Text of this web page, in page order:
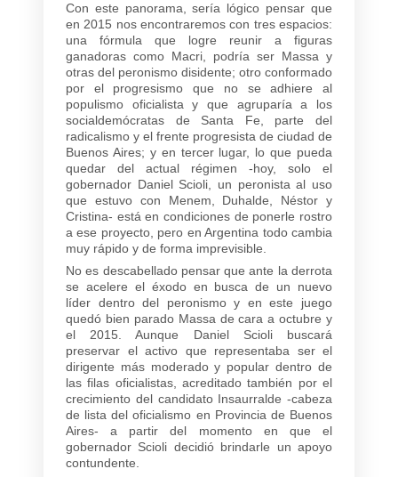
Con este panorama, sería lógico pensar que
en 2015 nos encontraremos con tres espacios:
una fórmula que logre reunir a figuras
ganadoras como Macri, podría ser Massa y
otras del peronismo disidente; otro conformado
por el progresismo que no se adhiere al
populismo oficialista y que agruparía a los
socialdemócratas de Santa Fe, parte del
radicalismo y el frente progresista de ciudad de
Buenos Aires; y en tercer lugar, lo que pueda
quedar del actual régimen -hoy, solo el
gobernador Daniel Scioli, un peronista al uso
que estuvo con Menem, Duhalde, Néstor y
Cristina- está en condiciones de ponerle rostro
a ese proyecto, pero en Argentina todo cambia
muy rápido y de forma imprevisible.
No es descabellado pensar que ante la derrota
se acelere el éxodo en busca de un nuevo
líder dentro del peronismo y en este juego
quedó bien parado Massa de cara a octubre y
el 2015. Aunque Daniel Scioli buscará
preservar el activo que representaba ser el
dirigente más moderado y popular dentro de
las filas oficialistas, acreditado también por el
crecimiento del candidato Insaurralde -cabeza
de lista del oficialismo en Provincia de Buenos
Aires- a partir del momento en que el
gobernador Scioli decidió brindarle un apoyo
contundente.